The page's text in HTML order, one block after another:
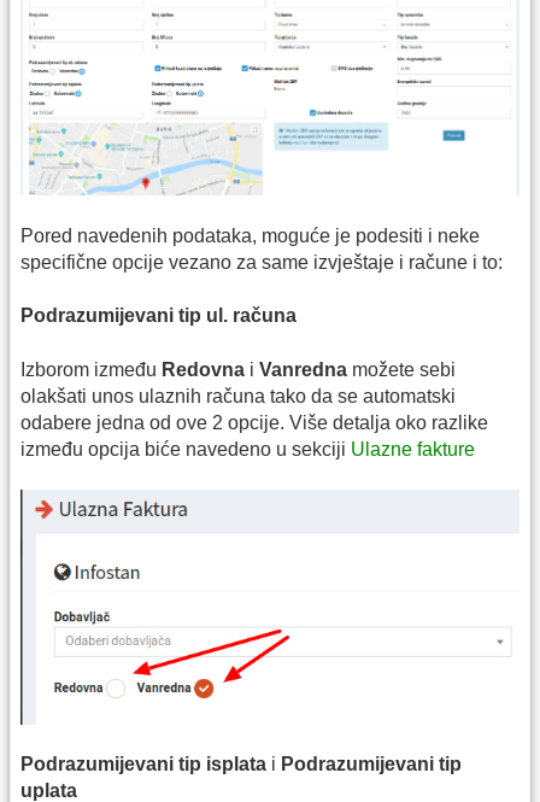
Pored navedenih podataka, moguće je podesiti i neke
specifične opcije vezano za same izvještaje i račune i to:
Podrazumijevani tip ul. računa
Izborom između Redovna i Vanredna možete sebi
olakšati unos ulaznih računa tako da se automatski
odabere jedna od ove 2 opcije. Više detalja oko razlike
između opcija biće navedeno u sekciji Ulazne fakture
Podrazumijevani tip isplata i Podrazumijevani tip
uplata